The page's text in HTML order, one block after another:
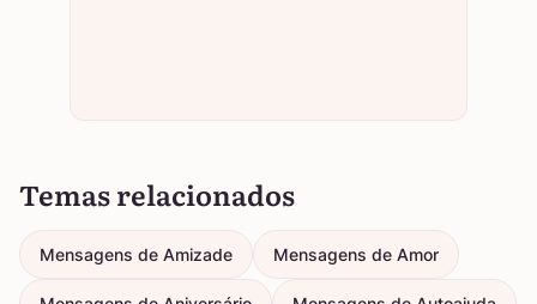
Temas relacionados
Mensagens de Amizade Mensagens de Amor